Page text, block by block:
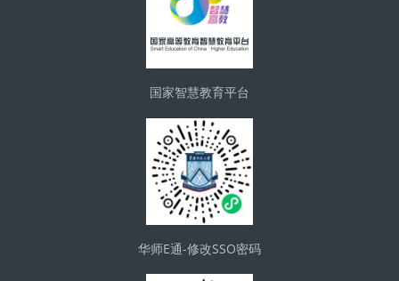
国家智慧教育平台
华师E通-修改SSO密码